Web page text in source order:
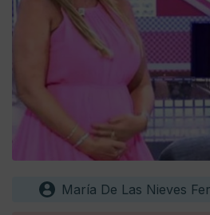
María De Las Nieves